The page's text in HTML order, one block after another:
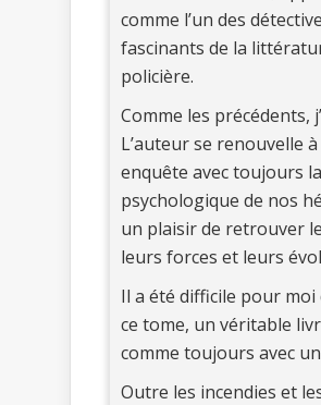
comme l’un des
fascinants de la
policière.
Comme les précédents,
L’auteur se renouvelle
enquête avec toujours
psychologique de nos
un plaisir de retrouver
leurs forces et leurs
Il a été difficile pour moi
ce tome, un véritable
comme toujours avec
Outre les incendies et